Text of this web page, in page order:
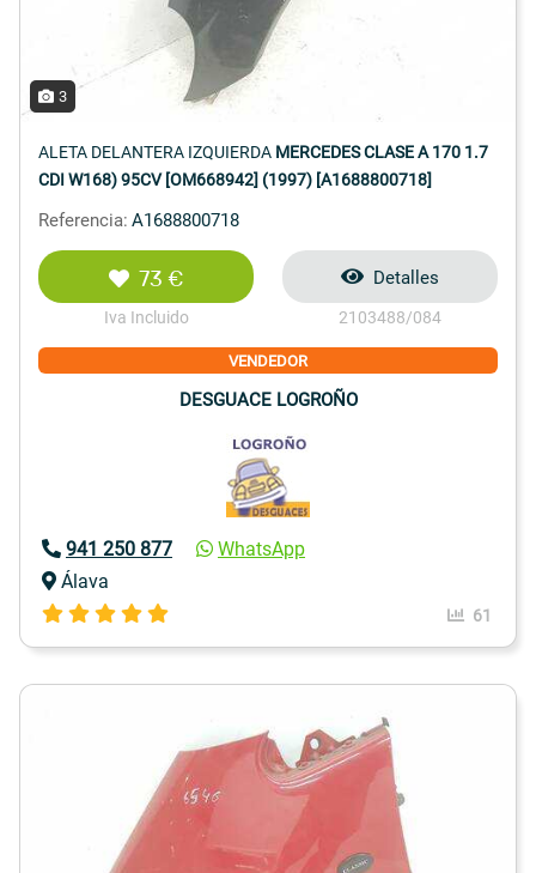
3
ALETA DELANTERA IZQUIERDA MERCEDES CLASE A 170 1.7
CDI W168) 95CV [OM668942] (1997) [A1688800718]
Referencia: A1688800718
73 €
Iva Incluido
Detalles
2103488/084
VENDEDOR
DESGUACE LOGROÑO
941 250 877
WhatsApp
Álava
61